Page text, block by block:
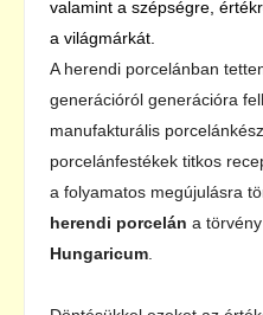
valamint a szépségre,
a világmárkát.
A herendi porcelánban
generációról generációra
manufakturális
porcelánfestékek titkos
a folyamatos megújulásra
herendi porcelán a
Hungaricum